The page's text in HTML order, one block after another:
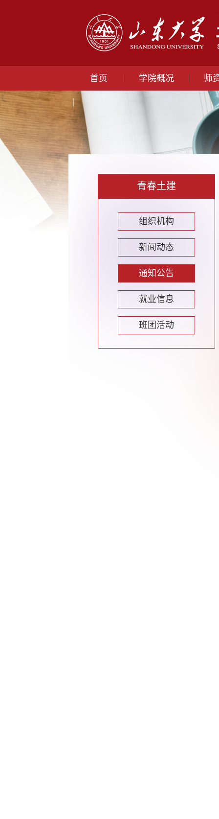
首页 学院概况 师
青春土建
组织机构
新闻动态
通知公告
就业信息
班团活动